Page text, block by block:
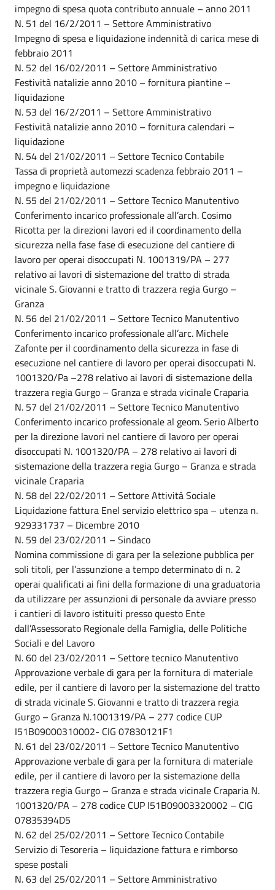
impegno di spesa quota contributo annuale – anno 2011
N. 51 del 16/2/2011 – Settore Amministrativo
Impegno di spesa e liquidazione indennità di carica mese di
febbraio 2011
N. 52 del 16/02/2011 – Settore Amministrativo
Festività natalizie anno 2010 – fornitura piantine –
liquidazione
N. 53 del 16/2/2011 – Settore Amministrativo
Festività natalizie anno 2010 – fornitura calendari –
liquidazione
N. 54 del 21/02/2011 – Settore Tecnico Contabile
Tassa di proprietà automezzi scadenza febbraio 2011 –
impegno e liquidazione
N. 55 del 21/02/2011 – Settore Tecnico Manutentivo
Conferimento incarico professionale all’arch. Cosimo
Ricotta per la direzioni lavori ed il coordinamento della
sicurezza nella fase fase di esecuzione del cantiere di
lavoro per operai disoccupati N. 1001319/PA – 277
relativo ai lavori di sistemazione del tratto di strada
vicinale S. Giovanni e tratto di trazzera regia Gurgo –
Granza
N. 56 del 21/02/2011 – Settore Tecnico Manutentivo
Conferimento incarico professionale all’arc. Michele
Zafonte per il coordinamento della sicurezza in fase di
esecuzione nel cantiere di lavoro per operai disoccupati N.
1001320/Pa –278 relativo ai lavori di sistemazione della
trazzera regia Gurgo – Granza e strada vicinale Craparia
N. 57 del 21/02/2011 – Settore Tecnico Manutentivo
Conferimento incarico professionale al geom. Serio Alberto
per la direzione lavori nel cantiere di lavoro per operai
disoccupati N. 1001320/PA – 278 relativo ai lavori di
sistemazione della trazzera regia Gurgo – Granza e strada
vicinale Craparia
N. 58 del 22/02/2011 – Settore Attività Sociale
Liquidazione fattura Enel servizio elettrico spa – utenza n.
929331737 – Dicembre 2010
N. 59 del 23/02/2011 – Sindaco
Nomina commissione di gara per la selezione pubblica per
soli titoli, per l’assunzione a tempo determinato di n. 2
operai qualificati ai fini della formazione di una graduatoria
da utilizzare per assunzioni di personale da avviare presso
i cantieri di lavoro istituiti presso questo Ente
dall’Assessorato Regionale della Famiglia, delle Politiche
Sociali e del Lavoro
N. 60 del 23/02/2011 – Settore tecnico Manutentivo
Approvazione verbale di gara per la fornitura di materiale
edile, per il cantiere di lavoro per la sistemazione del tratto
di strada vicinale S. Giovanni e tratto di trazzera regia
Gurgo – Granza N.1001319/PA – 277 codice CUP
I51B09000310002- CIG 07830121F1
N. 61 del 23/02/2011 – Settore Tecnico Manutentivo
Approvazione verbale di gara per la fornitura di materiale
edile, per il cantiere di lavoro per la sistemazione della
trazzera regia Gurgo – Granza e strada vicinale Craparia N.
1001320/PA – 278 codice CUP I51B09003320002 – CIG
07835394D5
N. 62 del 25/02/2011 – Settore Tecnico Contabile
Servizio di Tesoreria – liquidazione fattura e rimborso
spese postali
N. 63 del 25/02/2011 – Settore Amministrativo